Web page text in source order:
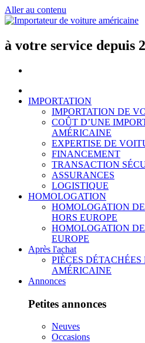
Aller au contenu
à votre service depuis
IMPORTATION
IMPORTATION DE
COÛT D’UNE
AMÉRICAINE
EXPERTISE DE
FINANCEMENT
TRANSACTION
ASSURANCES
LOGISTIQUE
HOMOLOGATION
HOMOLOGATION
HORS EUROPE
HOMOLOGATION
EUROPE
Après l'achat
PIÈCES
AMÉRICAINE
Annonces
Petites annonces
Neuves
Occasions